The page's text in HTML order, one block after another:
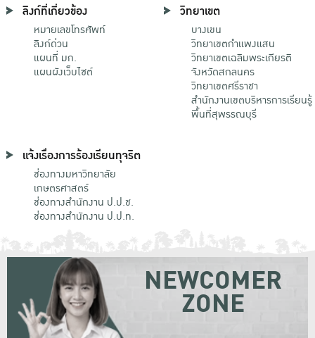
ลิงก์ที่เกี่ยวข้อง
หมายเลขโทรศัพท์
ลิงก์ด่วน
แผนที่ มก.
แผนผังเว็บไซต์
วิทยาเขต
บางเขน
วิทยาเขตกําแพงแสน
วิทยาเขตเฉลิมพระเกียรติ
จังหวัดสกลนคร
วิทยาเขตศรีราชา
สำนักงานเขตบริหารการเรียนรู้
พื้นที่สุพรรณบุรี
แจ้งเรื่องการร้องเรียนทุจริต
ช่องทางมหาวิทยาลัย
เกษตรศาสตร์
ช่องทางสำนักงาน ป.ป.ช.
ช่องทางสำนักงาน ป.ป.ท.
NEWCOMER
ZONE